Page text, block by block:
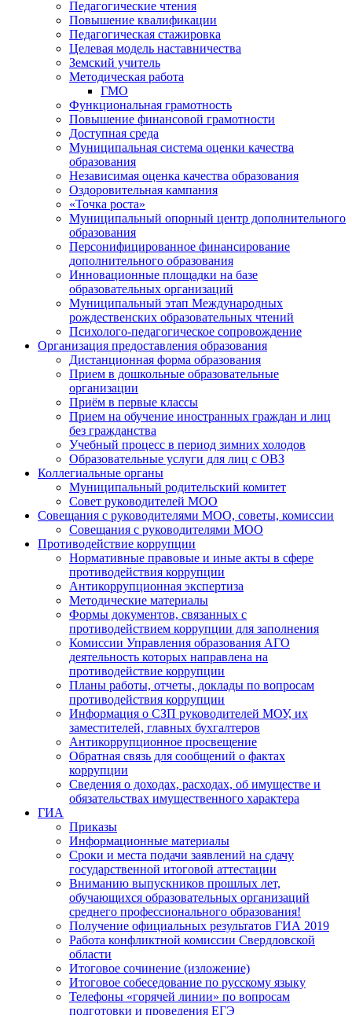
Педагогические чтения
Повышение квалификации
Педагогическая стажировка
Целевая модель наставничества
Земский учитель
Методическая работа
ГМО
Функциональная грамотность
Повышение финансовой грамотности
Доступная среда
Муниципальная система оценки качества
образования
Независимая оценка качества образования
Оздоровительная кампания
«Точка роста»
Муниципальный опорный центр дополнительного
образования
Персонифицированное финансирование
дополнительного образования
Инновационные площадки на базе
образовательных организаций
Муниципальный этап Международных
рождественских образовательных чтений
Психолого-педагогическое сопровождение
Организация предоставления образования
Дистанционная форма образования
Прием в дошкольные образовательные
организации
Приём в первые классы
Прием на обучение иностранных граждан и лиц
без гражданства
Учебный процесс в период зимних холодов
Образовательные услуги для лиц с ОВЗ
Коллегиальные органы
Муниципальный родительский комитет
Совет руководителей МОО
Совещания с руководителями МОО, советы, комиссии
Совещания с руководителями МОО
Противодействие коррупции
Нормативные правовые и иные акты в сфере
противодействия коррупции
Антикоррупционная экспертиза
Методические материалы
Формы документов, связанных с
противодействием коррупции для заполнения
Комиссии Управления образования АГО
деятельность которых направлена на
противодействие коррупции
Планы работы, отчеты, доклады по вопросам
противодействия коррупции
Информация о СЗП руководителей МОУ, их
заместителей, главных бухгалтеров
Антикоррупционное просвещение
Обратная связь для сообщений о фактах
коррупции
Сведения о доходах, расходах, об имуществе и
обязательствах имущественного характера
ГИА
Приказы
Информационные материалы
Сроки и места подачи заявлений на сдачу
государственной итоговой аттестации
Вниманию выпускников прошлых лет,
обучающихся образовательных организаций
среднего профессионального образования!
Получение официальных результатов ГИА 2019
Работа конфликтной комиссии Свердловской
области
Итоговое сочинение (изложение)
Итоговое собеседование по русскому языку
Телефоны «горячей линии» по вопросам
подготовки и проведения ЕГЭ